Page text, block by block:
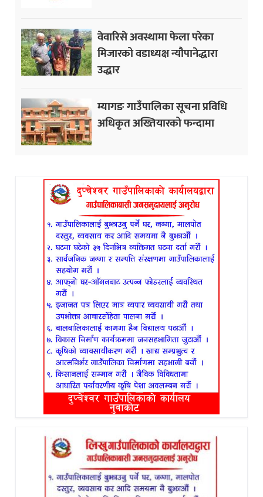
वेवारिसे अवस्थामा फेला परेका
मिजारको वडाध्यक्ष न्यौपानेद्धारा
उद्धार
म्यागङ गाउँपालिका सूचना प्रविधि
अधिकृत अख्तियारको फन्दामा